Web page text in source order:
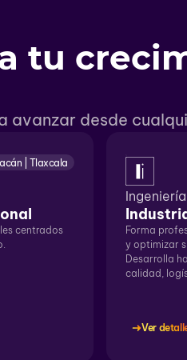
tu
desde
| Tlaxcala
centrados
Ingeniería
Forma
y optimizar
Desarrolla
calidad,
Ver